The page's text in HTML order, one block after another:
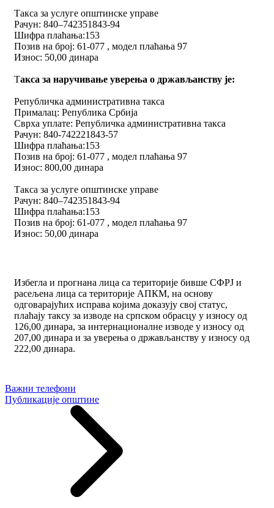
Такса за услуге општинске управе
Рачун: 840–742351843-94
Шифра плаћања:153
Позив на број: 61-077 , модел плаћања 97
Износ: 50,00 динара
Таксa за наручивање уверења о држављанству je:
Републичка административна такса
Прималац: Република Србија
Сврха уплате: Републичка административна такса
Рачун: 840-742221843-57
Шифра плаћања:153
Позив на број: 61-077 , модел плаћања 97
Износ: 800,00 динара
Такса за услуге општинске управе
Рачун: 840–742351843-94
Шифра плаћања:153
Позив на број: 61-077 , модел плаћања 97
Износ: 50,00 динара
Избегла и прогнана лица са територије бивше СФРЈ и
расељена лица са територије АПКМ, на основу
одговарајућих исправа којима доказују свој статус,
плаћају таксу за изводе на српском обрасцу у износу од
126,00 динара, за интернационалне изводе у износу од
207,00 динара и за уверења о држављанству у износу од
222,00 динара.
Важни телефони
Публикације општине